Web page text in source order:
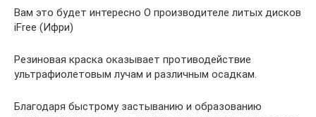
Вам это будет интересно О производителе литых дисков
iFree (Ифри)
Резиновая краска оказывает противодействие
ультрафиолетовым лучам и различным осадкам.
Благодаря быстрому застыванию и образованию